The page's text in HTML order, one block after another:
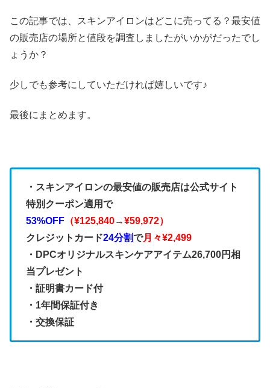
この記事では、スキンアイロンはどこに売ってる？最安値
の販売店の場所と値段を調査しましたがいかがだったでし
ょうか？
少しでも参考にしていただければ嬉しいです♪
最後にまとめます。
・スキンアイロンの最安値の販売店は公式サイト
特別クーポン適用で
53%OFF （¥125,840→¥59,972）
クレジットカード24分割で月々¥2,499
・DPCオリジナルスキンケアアイテム26,700円相
当プレゼント
・証明書カード付
・1年間保証付き
・交換保証